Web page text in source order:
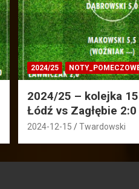
2024/25
2024/25 – kolejka
Łódź vs Zagłębie 2:0
2024-12-15 Twardowski